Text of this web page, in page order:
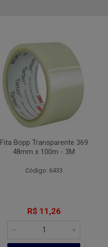
Fita Bopp Transparente 369
48mm x 100m - 3M
Código: 6433
R$ 11,26